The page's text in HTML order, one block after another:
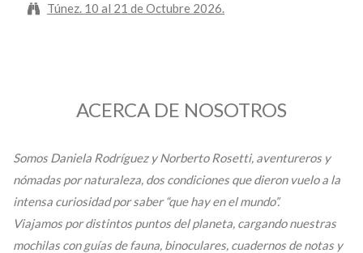
Túnez. 10 al 21 de Octubre 2026.
ACERCA DE NOSOTROS
Somos Daniela Rodríguez y Norberto Rosetti, aventureros y
nómadas por naturaleza, dos condiciones que dieron vuelo a la
intensa curiosidad por saber “que hay en el mundo”.
Viajamos por distintos puntos del planeta, cargando nuestras
mochilas con guías de fauna, binoculares, cuadernos de notas y